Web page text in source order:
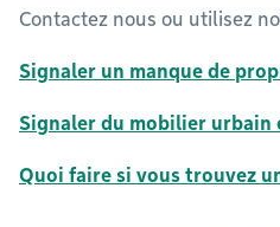
Contactez nous ou utilisez
Signaler un manque de
Signaler du mobilier urbain
Quoi faire si vous trouvez